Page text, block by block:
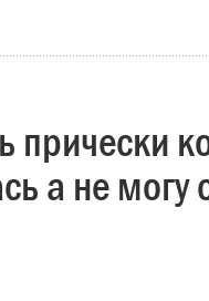
прически
а не